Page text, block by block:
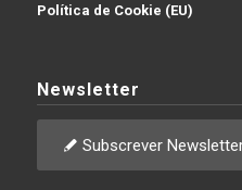
Política de Cookie (EU)
Newsletter
Subscrever